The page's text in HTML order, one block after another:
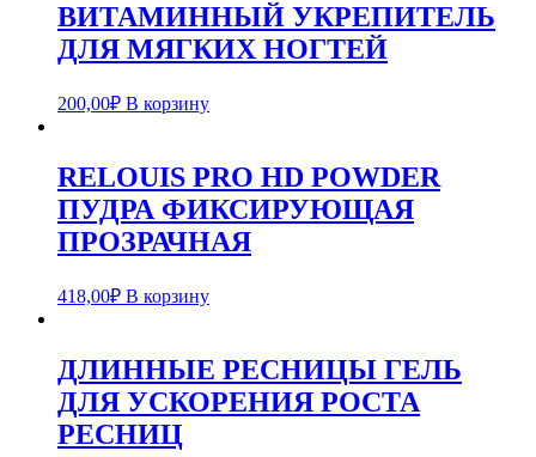
ВИТАМИННЫЙ УКРЕПИТЕЛЬ
ДЛЯ МЯГКИХ НОГТЕЙ
200,00₽ В корзину
RELOUIS PRO HD POWDER
ПУДРА ФИКСИРУЮЩАЯ
ПРОЗРАЧНАЯ
418,00₽ В корзину
ДЛИННЫЕ РЕСНИЦЫ ГЕЛЬ
ДЛЯ УСКОРЕНИЯ РОСТА
РЕСНИЦ